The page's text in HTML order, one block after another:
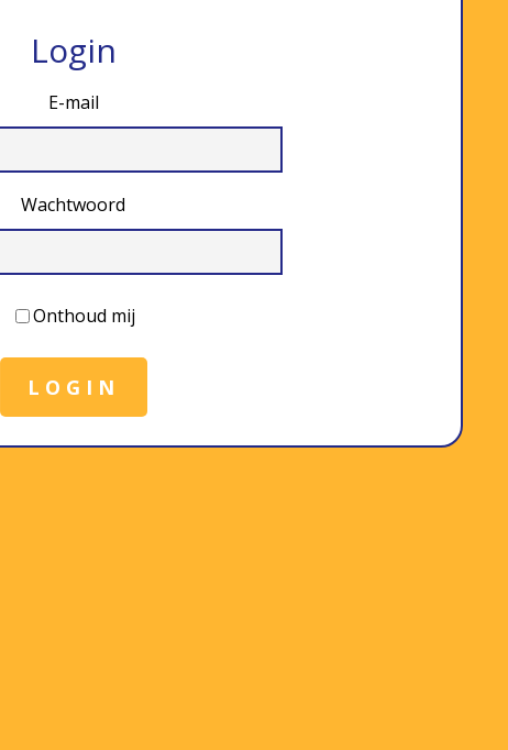
Login
E-mail
Wachtwoord
Onthoud mij
LOGIN